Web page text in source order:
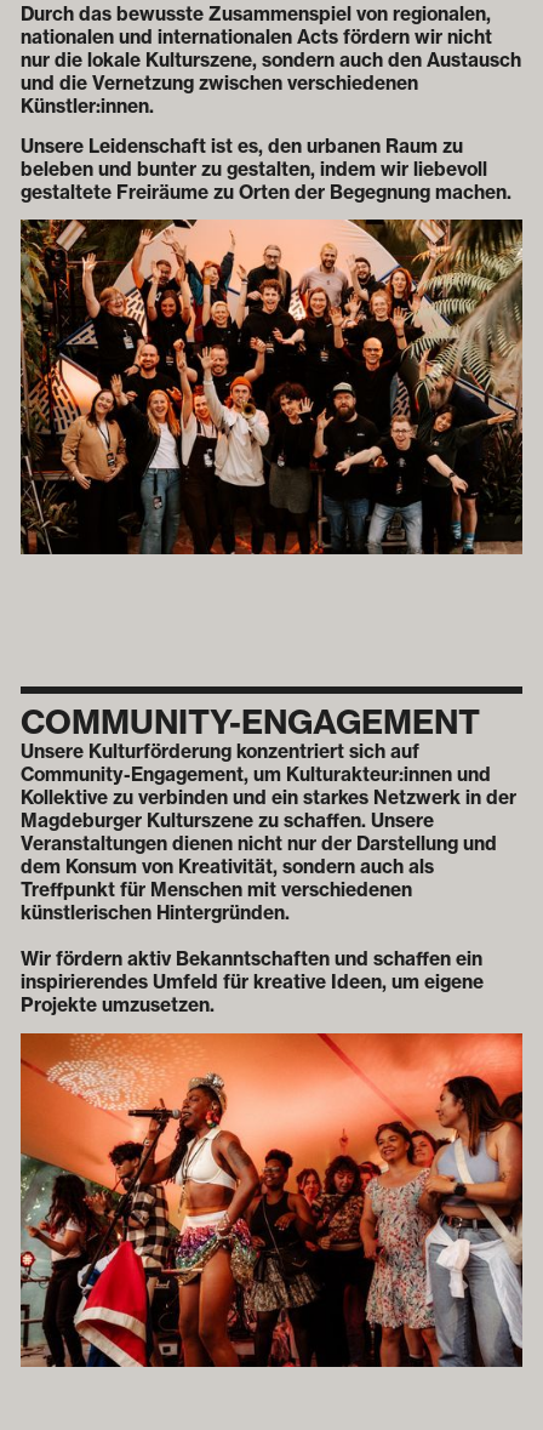
Durch das bewusste Zusammenspiel von regionalen,
nationalen und internationalen Acts fördern wir nicht
nur die lokale Kulturszene, sondern auch den Austausch
und die Vernetzung zwischen verschiedenen
Künstler:innen.
Unsere Leidenschaft ist es, den urbanen Raum zu
beleben und bunter zu gestalten, indem wir liebevoll
gestaltete Freiräume zu Orten der Begegnung machen.
COMMUNITY-ENGAGEMENT
Unsere Kulturförderung konzentriert sich auf
Community-Engagement, um Kulturakteur:innen und
Kollektive zu verbinden und ein starkes Netzwerk in der
Magdeburger Kulturszene zu schaffen. Unsere
Veranstaltungen dienen nicht nur der Darstellung und
dem Konsum von Kreativität, sondern auch als
Treffpunkt für Menschen mit verschiedenen
künstlerischen Hintergründen.
Wir fördern aktiv Bekanntschaften und schaffen ein
inspirierendes Umfeld für kreative Ideen, um eigene
Projekte umzusetzen.